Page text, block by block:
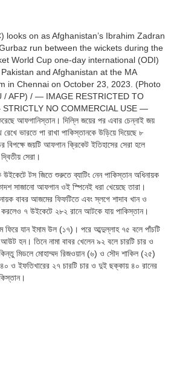
looks on as Afghanistan’s Ibrahim Zadran
run between the wickets during the
World Cup one-day international (ODI)
and Afghanistan at the MA
in Chennai on October 23, 2023. (Photo
/ AFP) / — IMAGE RESTRICTED TO
STRICTLY NO COMMERCIAL USE —
আফগানিস্তান। দিল্লি জয়ের পর এবার চেন্নাই জয়
ভারতে পা রাখা পাকিস্তানকে উড়িয়ে দিয়েছে ৮
বিপক্ষে জয়টি আফগান ক্রিকেট ইতিহাসের সেরা হলে
সেরা।
উইকেটে টস জিতে শুরুতে ব্যাটিং নেন পাকিস্তান অধিনায়ক
সাজানো আফগান ওই স্পিনেই ধরা খেয়েছে তারা।
বাবর আজমের ফিফটিতে এবং স্লগে শাদাব খান ও
করলেও ৭ উইকেটে ২৮২ রানে আটকে যায় পাকিস্তান।
ফিরে যান ইমাম উল (১৭)। পরে আব্দুল্লাহ ৭৫ বলে পাঁচটি
হন। তিনে নামা বাবর খেলেন ৯২ বলে চারটি চার ও
মিডলে মোহাম্মদ রিজওয়ান (৬) ও সৌদ শাকিল (২৫)
৪০ ও ইফতিখারের ২৭ চারটি চার ও দুই ছক্কায় ৪০ রানের